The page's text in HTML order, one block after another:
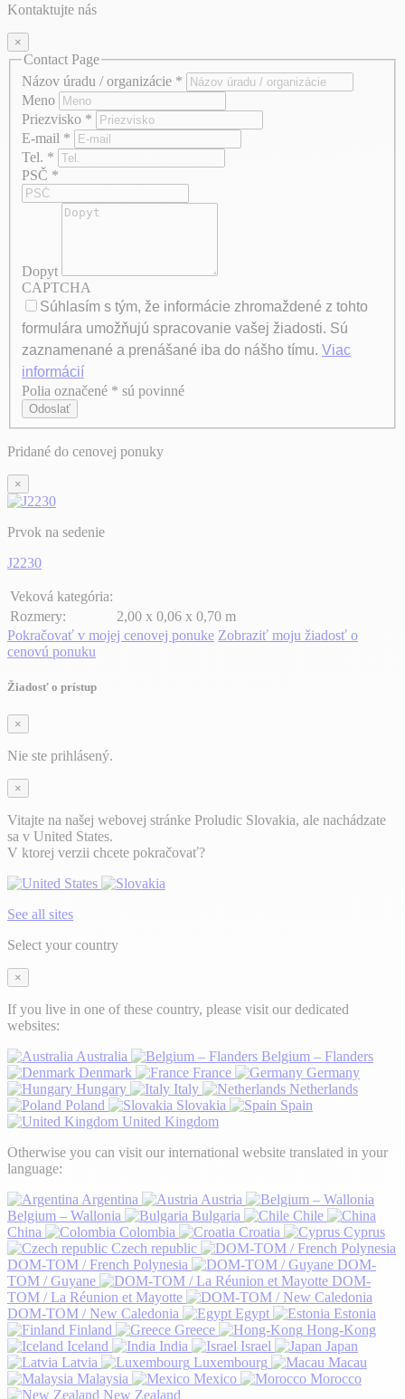
Kontaktujte nás
×
Contact Page
Názov úradu / organizácie *
Meno
Priezvisko *
E-mail *
Tel. *
PSČ *
Dopyt
CAPTCHA
Súhlasím s tým, že informácie zhromaždené z tohto
formulára umožňujú spracovanie vašej žiadosti. Sú
zaznamenané a prenášané iba do nášho tímu. Viac
informácií
Axeptio consent
Polia označené * sú povinné
Odoslať
Pridané do cenovej ponuky
×
Prvok na sedenie
J2230
Veková kategória:
Rozmery:
2,00 x 0,06 x 0,70 m
Pokračovať v mojej cenovej ponuke Zobraziť moju žiadosť o
cenovú ponuku
Žiadosť o prístup
×
Nie ste prihlásený.
×
Vitajte na našej webovej stránke Proludic Slovakia, ale nachádzate
sa v United States.
V ktorej verzii chcete pokračovať?
See all sites
Select your country
×
If you live in one of these country, please visit our dedicated
websites:
Australia
Belgium – Flanders
Denmark
France
Germany
Hungary
Italy
Netherlands
Poland
Slovakia
Spain
United Kingdom
Otherwise you can visit our international website translated in your
language:
Argentina
Austria
Belgium – Wallonia
Bulgaria
Chile
China
Colombia Croatia
Cyprus
Czech republic
DOM-TOM / French Polynesia
DOM-
TOM / Guyane
DOM-
TOM / La Réunion et Mayotte
DOM-TOM / New Caledonia
Egypt
Estonia
Finland
Greece
Hong-Kong
Iceland
India Israel
Japan
Latvia
Luxembourg
Macau
Malaysia
Mexico
Morocco
New Zealand